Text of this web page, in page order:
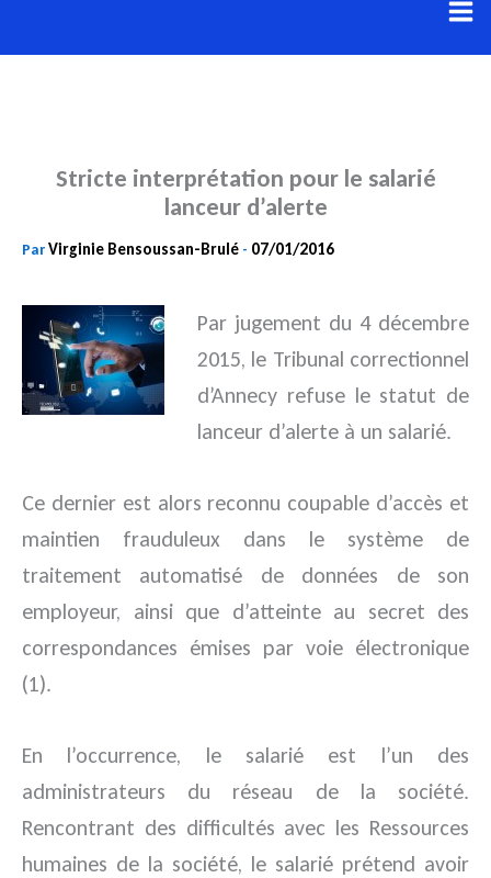
au
Stricte interprétation pour le salarié
lanceur d’alerte
ParVirginie Bensoussan-Brulé - 07/01/2016
Par jugement du 4 décembre
2015, le Tribunal correctionnel
d’Annecy refuse le statut de
lanceur d’alerte à un salarié.
Ce dernier est alors reconnu coupable d’accès et
maintien frauduleux dans le système de
traitement automatisé de données de son
employeur, ainsi que d’atteinte au secret des
correspondances émises par voie électronique
(1).
En l’occurrence, le salarié est l’un des
administrateurs du réseau de la société.
Rencontrant des difficultés avec les Ressources
humaines de la société, le salarié prétend avoir